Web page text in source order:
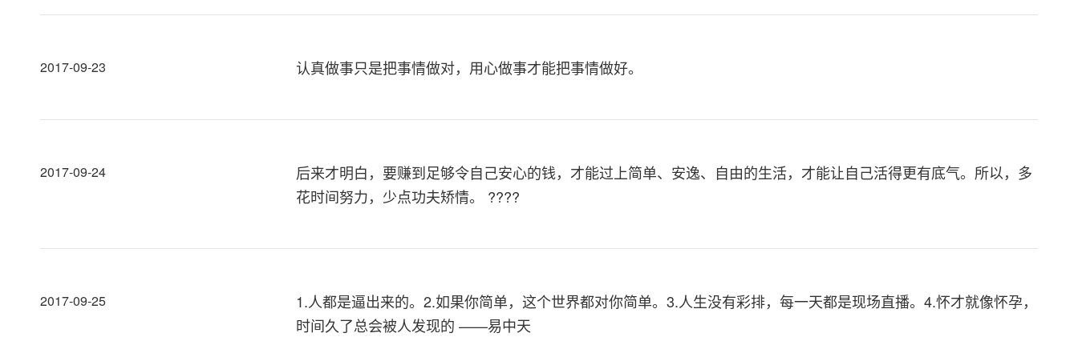
2017-09-23 认真做事只是把事情做对，用心做事才能把事情做好。
2017-09-24
后来才明白，要赚到足够令自己安心的钱，才能过上简单、安逸、自由的生活，才能让自己活得更有底气。所以，多
花时间努力，少点功夫矫情。 ????
2017-09-25
1.人都是逼出来的。2.如果你简单，这个世界都对你简单。3.人生没有彩排，每一天都是现场直播。4.怀才就像怀孕，
时间久了总会被人发现的 ——易中天